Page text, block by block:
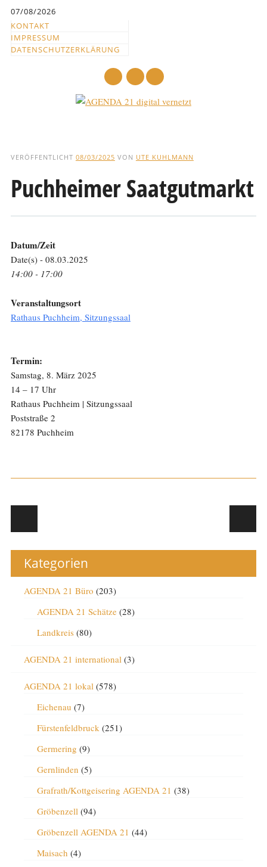
springen
07/08/2026
KONTAKT
IMPRESSUM
DATENSCHUTZERKLÄRUNG
und
Text
VERÖFFENTLICHT 08/03/2025 VON UTE KUHLMANN
Puchheimer Saatgutmarkt
Datum/Zeit
Date(s) - 08.03.2025
14:00 - 17:00
Veranstaltungsort
Rathaus Puchheim, Sitzungssaal
Termin:
Samstag, 8. März 2025
14 – 17 Uhr
Rathaus Puchheim | Sitzungssaal
Poststraße 2
82178 Puchheim
Post navigation
Kategorien
AGENDA 21 Büro (203)
AGENDA 21 Schätze(28)
Landkreis(80)
AGENDA 21 international(3)
AGENDA 21 lokal(578)
Eichenau (7)
Fürstenfeldbruck(251)
Germering (9)
Gernlinden (5)
Grafrath/Kottgeisering AGENDA 21 (38)
Gröbenzell(94)
Gröbenzell AGENDA 21 (44)
Maisach (4)